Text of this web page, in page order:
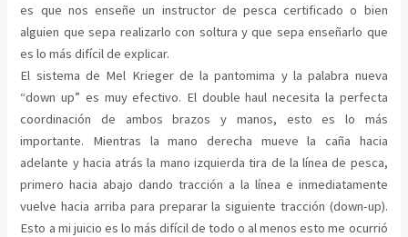
es que nos enseñe un instructor de pesca certificado o bien
alguien que sepa realizarlo con soltura y que sepa enseñarlo que
es lo más difícil de explicar.
El sistema de Mel Krieger de la pantomima y la palabra nueva
“down up” es muy efectivo. El double haul necesita la perfecta
coordinación de ambos brazos y manos, esto es lo más
importante. Mientras la mano derecha mueve la caña hacia
adelante y hacia atrás la mano izquierda tira de la línea de pesca,
primero hacia abajo dando tracción a la línea e inmediatamente
vuelve hacia arriba para preparar la siguiente tracción (down-up).
Esto a mi juicio es lo más difícil de todo o al menos esto me ocurrió